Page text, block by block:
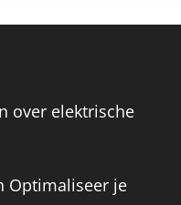
over elektrische
Optimaliseer je